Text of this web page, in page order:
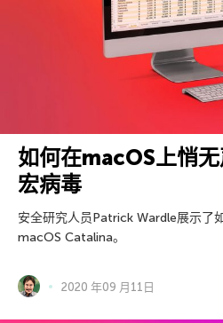
如何在macOS上悄
宏病毒
安全研究人员Patrick Wardle展示了
macOS Catalina。
2020 年09 月11日